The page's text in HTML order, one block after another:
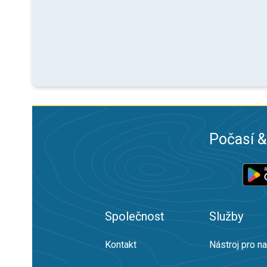
Počasí
Společnost
Kontakt
Služby
Nástroj pro